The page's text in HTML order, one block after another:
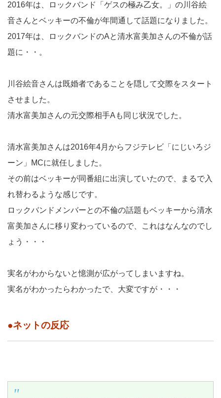
2016年は、ロックバンド「ゲスの極み乙女。」の川谷絵
音さんとベッキーの不倫が年間通して話題になりました。
2017年は、ロックバンドのAと清水富美加さんの不倫が話
題に・・。
川谷絵音さんは既婚者であることを隠して交際をスタート
させました。
清水富美加さんの元交際相手Aも同じ状況でした。
清水富美加さんは2016年4月からフジテレビ「にじいろジ
ーン」MCに就任しました。
その前はベッキーが同番組に出演していたので、まるで入
れ替わるような感じです。
ロックバンドメンバーとの不倫の話題もベッキーから清水
富美加さんに移り変わっているので、これはなんなのでし
ょう・・・
実名がわからないと憶測が広がってしまいますね。
実名がわかったらわかったで、大変ですが・・・
●ネットの反応